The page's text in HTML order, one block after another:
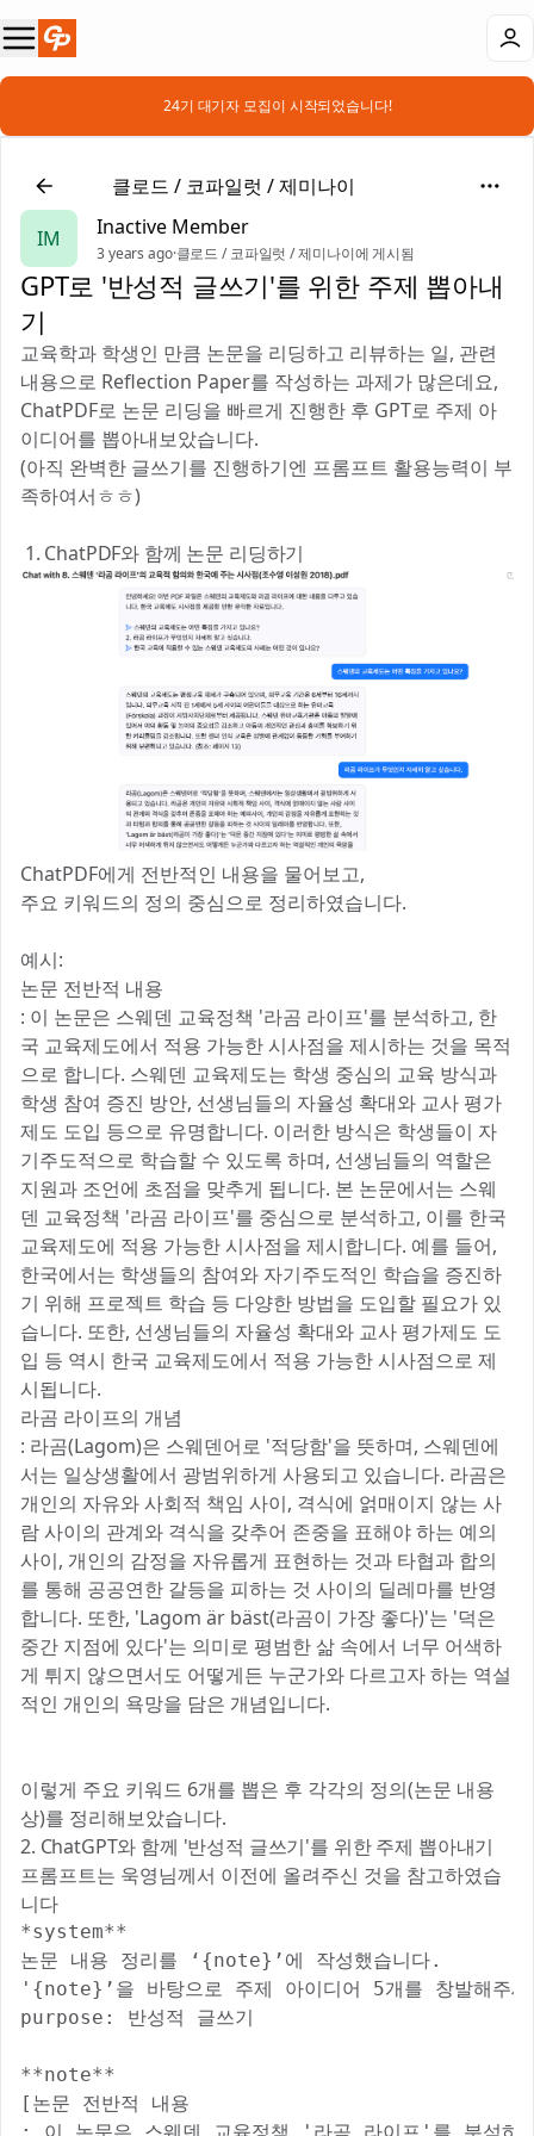
📣 24기 대기자 모집이 시작되었습니다!
🤖클로드 / 코파일럿 / 제미나이
IM
Inactive Member
3 years ago·클로드 / 코파일럿 / 제미나이에 게시됨
GPT로 '반성적 글쓰기'를 위한 주제 뽑아내
기
교육학과 학생인 만큼 논문을 리딩하고 리뷰하는 일, 관련
내용으로 Reflection Paper를 작성하는 과제가 많은데요,
ChatPDF로 논문 리딩을 빠르게 진행한 후 GPT로 주제 아
이디어를 뽑아내보았습니다.
(아직 완벽한 글쓰기를 진행하기엔 프롬프트 활용능력이 부
족하여서ㅎㅎ)
1. ChatPDF와 함께 논문 리딩하기
ChatPDF에게 전반적인 내용을 물어보고,
주요 키워드의 정의 중심으로 정리하였습니다.
예시:
논문 전반적 내용
: 이 논문은 스웨덴 교육정책 '라곰 라이프'를 분석하고, 한
국 교육제도에서 적용 가능한 시사점을 제시하는 것을 목적
으로 합니다. 스웨덴 교육제도는 학생 중심의 교육 방식과
학생 참여 증진 방안, 선생님들의 자율성 확대와 교사 평가
제도 도입 등으로 유명합니다. 이러한 방식은 학생들이 자
기주도적으로 학습할 수 있도록 하며, 선생님들의 역할은
지원과 조언에 초점을 맞추게 됩니다. 본 논문에서는 스웨
덴 교육정책 '라곰 라이프'를 중심으로 분석하고, 이를 한국
교육제도에 적용 가능한 시사점을 제시합니다. 예를 들어,
한국에서는 학생들의 참여와 자기주도적인 학습을 증진하
기 위해 프로젝트 학습 등 다양한 방법을 도입할 필요가 있
습니다. 또한, 선생님들의 자율성 확대와 교사 평가제도 도
입 등 역시 한국 교육제도에서 적용 가능한 시사점으로 제
시됩니다.
라곰 라이프의 개념
: 라곰(Lagom)은 스웨덴어로 '적당함'을 뜻하며, 스웨덴에
서는 일상생활에서 광범위하게 사용되고 있습니다. 라곰은
개인의 자유와 사회적 책임 사이, 격식에 얽매이지 않는 사
람 사이의 관계와 격식을 갖추어 존중을 표해야 하는 예의
사이, 개인의 감정을 자유롭게 표현하는 것과 타협과 합의
를 통해 공공연한 갈등을 피하는 것 사이의 딜레마를 반영
합니다. 또한, 'Lagom är bäst(라곰이 가장 좋다)'는 '덕은
중간 지점에 있다'는 의미로 평범한 삶 속에서 너무 어색하
게 튀지 않으면서도 어떻게든 누군가와 다르고자 하는 역설
적인 개인의 욕망을 담은 개념입니다.
이렇게 주요 키워드 6개를 뽑은 후 각각의 정의(논문 내용
상)를 정리해보았습니다.
2. ChatGPT와 함께 '반성적 글쓰기'를 위한 주제 뽑아내기
프롬프트는 욱영님께서 이전에 올려주신 것을 참고하였습
니다
*system**
논문 내용 정리를 ‘{note}’에 작성했습니다.
'{note}’을 바탕으로 주제 아이디어 5개를 창발해주
purpose: 반성적 글쓰기
**note**
[논문 전반적 내용